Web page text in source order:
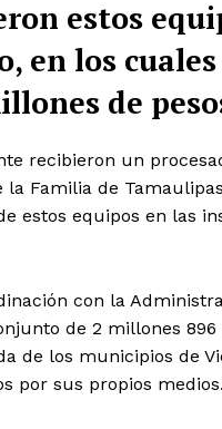
estos
en los
de
recibieron un
Familia de
estos equipos en las
con la
de 2 millones
de los municipios de
por sus propios medios.